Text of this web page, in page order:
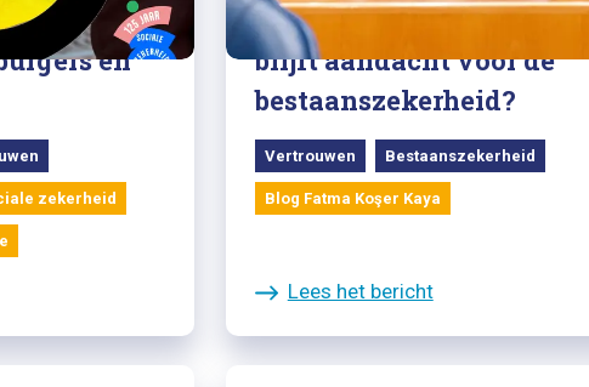
en
zekerheid
Fatma Koşer Kaya: waar
blijft aandacht voor de
bestaanszekerheid?
Vertrouwen Bestaanszekerheid
Blog Fatma Koşer Kaya
Lees het bericht